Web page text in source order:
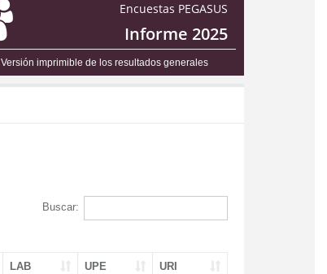
Encuestas PEGASUS
Informe 2025
Versión imprimible de los resultados generales
Buscar:
LAB UPE URI